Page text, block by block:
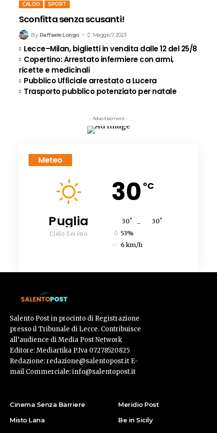
CALCIO SPORT
Sconfitta senza scusanti!
By Raffaele Longo Maggio 7, 2023
Lecce–Milan, biglietti in vendita dalle 12 del 25/8
Copertino: Arrestato infermiere con armi,
ricette e medicinali
Pubblico Ufficiale arrestato a Lucera
Trasporto pubblico potenziato per natale
- Advertisement -
Meteo
30 °C
Puglia
Cielo Sereno
30° _ 30°
53%
6 km/h
Salento Post in procinto di Registrazione
presso il Tribunale di Lecce. Contribuisce
all’audience di Media Post Network
Editore: Mediartika P.Iva 07278520825
Redazione: redazione@salentopost.it E-
mail Commerciale: info@salentopost.it
Cinema Senza Barriere
Misto Lana
Meridio Post
Be in Sicily